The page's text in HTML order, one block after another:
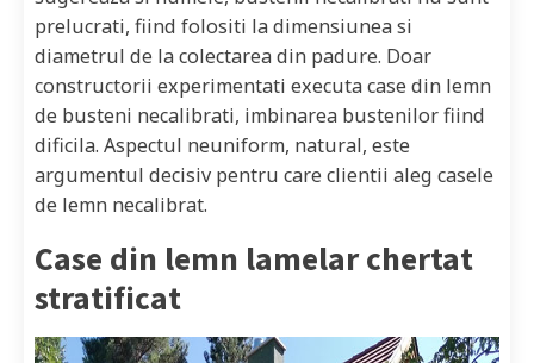
prelucrati, fiind folositi la dimensiunea si
diametrul de la colectarea din padure. Doar
constructorii experimentati executa case din lemn
de busteni necalibrati, imbinarea bustenilor fiind
dificila. Aspectul neuniform, natural, este
argumentul decisiv pentru care clientii aleg casele
de lemn necalibrat.
Case din lemn lamelar chertat
stratificat